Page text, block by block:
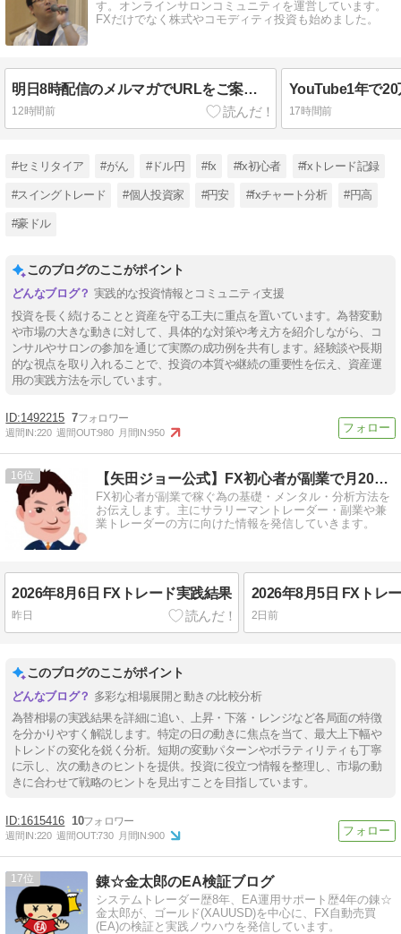
す。オンラインサロンコミュニティを運営しています。
FXだけでなく株式やコモディティ投資も始めました。
明日8時配信のメルマガでURLをご案内します。
12時間前 17時間前
#セミリタイア #がん #ドル円 #fx #fx初心者 #fxトレード記録
#スイングトレード #個人投資家 #円安 #fxチャート分析 #円高
#豪ドル
このブログのここがポイント
実践的な投資情報とコミュニティ支援
投資を長く続けることと資産を守る工夫に重点を置いています。為替変動
や市場の大きな動きに対して、具体的な対策や考え方を紹介しながら、コ
ンサルやサロンの参加を通じて実際の成功例を共有します。経験談や長期
的な視点を取り入れることで、投資の本質や継続の重要性を伝え、資産運
用の実践方法を示しています。
1492215 7
週間IN:220 週間OUT:980 月間IN:950
16 【矢田ジョー公式】FX初心者が副業で月20万円を稼ぐ方法
FX初心者が副業で稼ぐ為の基礎・メンタル・分析方法を
お伝えします。主にサラリーマントレーダー・副業や兼
業トレーダーの方に向けた情報を発信していきます。
2026年8月6日 FXトレード実践結果
昨日
2026年8月5日 FXトレ
2日前
このブログのここがポイント
多彩な相場展開と動きの比較分析
為替相場の実践結果を詳細に追い、上昇・下落・レンジなど各局面の特徴
を分かりやすく解説します。特定の日の動きに焦点を当て、最大上下幅や
トレンドの変化を鋭く分析。短期の変動パターンやボラティリティも丁寧
に示し、次の動きのヒントを提供。投資に役立つ情報を整理し、市場の動
きに合わせて戦略のヒントを見出すことを目指しています。
1615416 10
週間IN:220 週間OUT:730 月間IN:900
17 錬☆金太郎のEA検証ブログ
システムトレーダー歴8年、EA運用サポート歴4年の錬☆
金太郎が、ゴールド(XAUUSD)を中心に、FX自動売買
(EA)の検証と実践ノウハウを発信しています。